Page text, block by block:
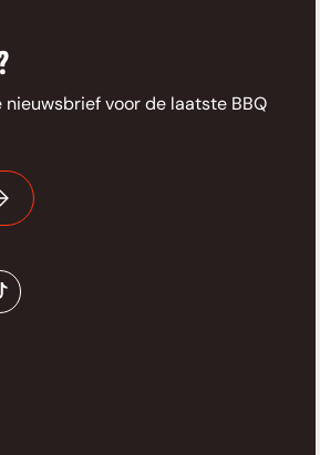
nieuwsbrief voor de laatste BBQ